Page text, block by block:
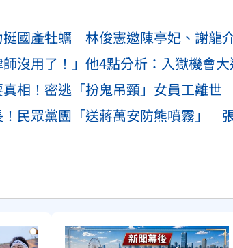
挺國產牡蠣 林俊憲邀陳亭妃、謝龍
師沒用了！」他4點分析：入獄機會
真相！密逃「扮鬼吊頸」女員工離
民眾黨團「送蔣萬安防熊噴霧」